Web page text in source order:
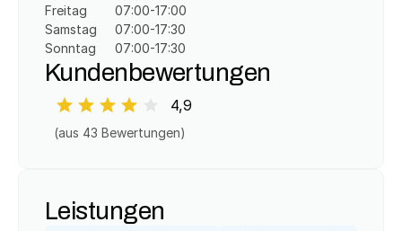
Freitag
Samstag
Sonntag
07:00-17:00
07:00-17:30
07:00-17:30
Kundenbewertungen
4,9
(aus 43 Bewertungen)
Leistungen